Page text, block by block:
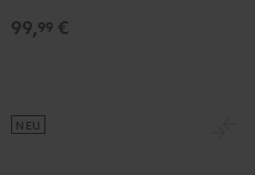
99,99 €
NEU